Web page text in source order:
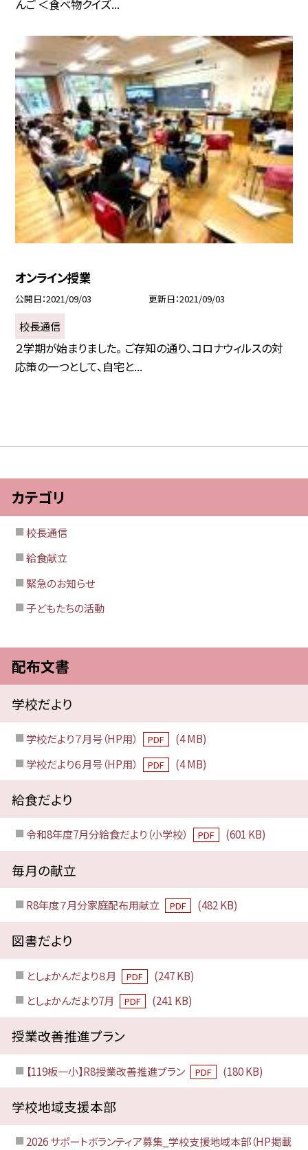
んご ＜食べ物クイズ...
オンライン授業
公開日 2021/09/03 更新日 2021/09/03
校長通信
２学期が始まりました。 ご存知の通り、コロナウィルスの対
応策の一つとして、自宅と...
カテゴリ
校長通信
給食献立
緊急のお知らせ
子どもたちの活動
配布文書
学校だより
学校だより７月号（HP用） PDF
(4 MB)
学校だより６月号（HP用）
PDF (4 MB)
給食だより
令和8年度7月分給食だより（小学校） PDF (601 KB)
毎月の献立
R8年度７月分家庭配布用献立 PDF (482 KB)
図書だより
としょかんだより８月 PDF
(247 KB)
としょかんだより7月
PDF (241 KB)
授業改善推進プラン
【119板一小】R8授業改善推進プラン PDF (180 KB)
学校地域支援本部
2026 サポートボランティア募集_学校支援地域本部（HP掲載